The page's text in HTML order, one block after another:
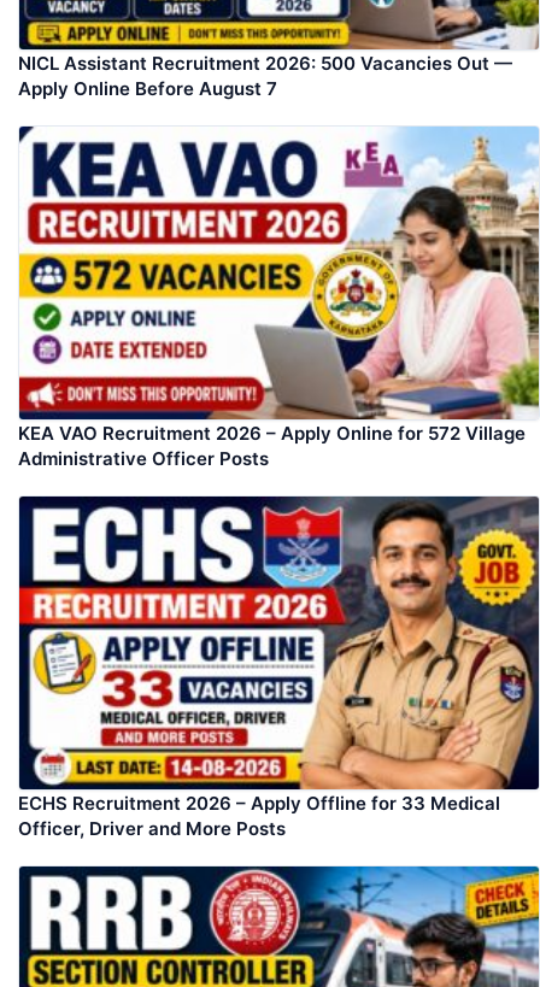
NICL Assistant Recruitment 2026: 500 Vacancies Out —
Apply Online Before August 7
KEA VAO Recruitment 2026 – Apply Online for 572 Village
Administrative Officer Posts
ECHS Recruitment 2026 – Apply Offline for 33 Medical
Officer, Driver and More Posts